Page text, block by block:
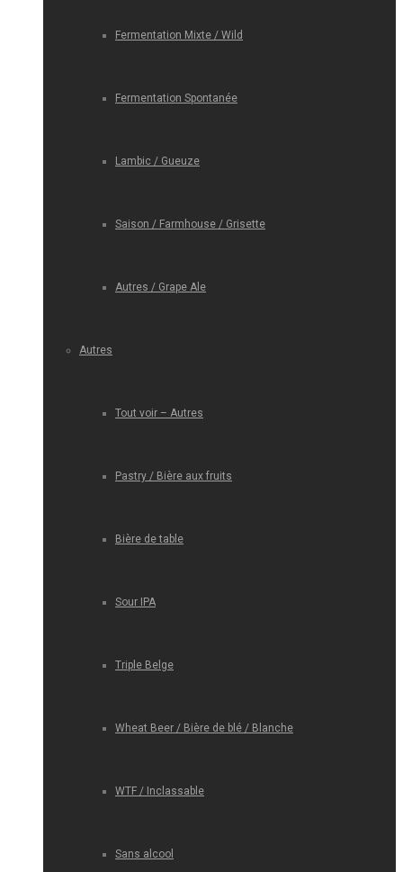
Fermentation Mixte / Wild
Fermentation Spontanée
Lambic / Gueuze
Saison / Farmhouse / Grisette
Autres / Grape Ale
Autres
Tout voir – Autres
Pastry / Bière aux fruits
Bière de table
Sour IPA
Triple Belge
Wheat Beer / Bière de blé / Blanche
WTF / Inclassable
Sans alcool